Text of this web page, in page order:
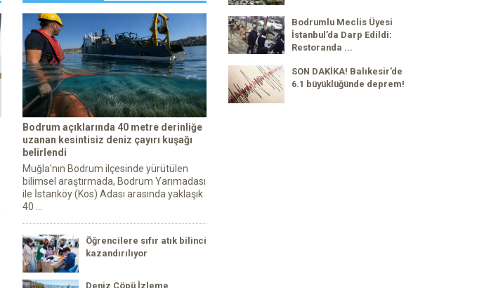
Bodrum açıklarında 40 metre derinliğe
uzanan kesintisiz deniz çayırı kuşağı
belirlendi
Muğla'nın Bodrum ilçesinde yürütülen
bilimsel araştırmada, Bodrum Yarımadası
ile İstanköy (Kos) Adası arasında yaklaşık
40 ...
Öğrencilere sıfır atık bilinci
kazandırılıyor
Deniz Çöpü İzleme
Bodrumlu Meclis Üyesi
İstanbul’da Darp Edildi:
Restoranda ...
SON DAKİKA! Balıkesir’de
6.1 büyüklüğünde deprem!